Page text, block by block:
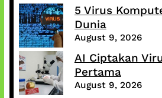
5 Virus
Dunia
August 9, 2026
AI Ciptakan
Pertama
August 9, 2026